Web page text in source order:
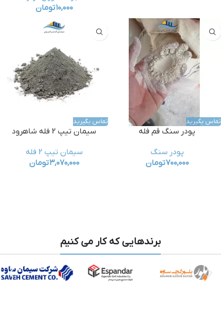
۱۰,۰۰۰تومان
تماس بگیرید
پودر سنگ قم فله
پودر سنگ
۷۰۰,۰۰۰تومان
تماس بگیرید
سیمان تیپ 2 فله شاهرود
سیمان تیپ 2 فله
۳,۰۷۰,۰۰۰تومان
برندهایی که کار می کنیم